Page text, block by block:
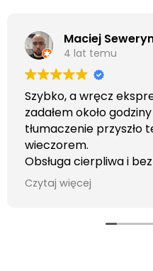
Maciej
4 lat temu
Szybko, a wręcz
zadałem około
tłumaczenie przyszło
wieczorem.
Obsługa cierpliwa i
Otrzymałem wszelkie
usługa będzie dla
Czytaj więcej